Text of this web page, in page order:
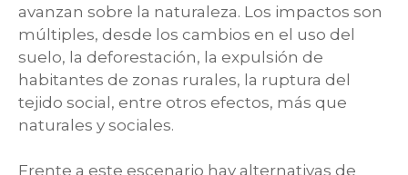
avanzan sobre la naturaleza. Los impactos son
múltiples, desde los cambios en el uso del
suelo, la deforestación, la expulsión de
habitantes de zonas rurales, la ruptura del
tejido social, entre otros efectos, más que
naturales y sociales.
Frente a este escenario hay alternativas de